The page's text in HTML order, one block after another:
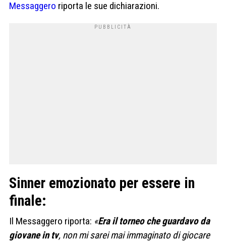
Messaggero riporta le sue dichiarazioni.
Sinner emozionato per essere in
finale:
Il Messaggero riporta: «Era il torneo che guardavo da
giovane in tv, non mi sarei mai immaginato di giocare